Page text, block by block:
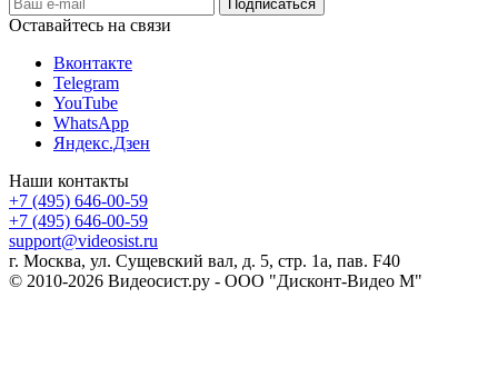
Оставайтесь на связи
Вконтакте
Telegram
YouTube
WhatsApp
Яндекс.Дзен
Наши контакты
+7 (495) 646-00-59
+7 (495) 646-00-59
support@videosist.ru
г. Москва, ул. Сущевский вал, д. 5, стр. 1а, пав. F40
© 2010-2026 Видеосист.ру - ООО "Дисконт-Видео М"